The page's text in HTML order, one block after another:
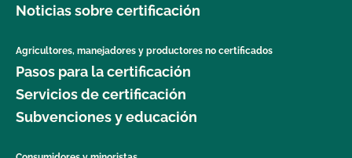
Noticias sobre certificación
Agricultores, manejadores y productores no certificados
Pasos para la certificación
Servicios de certificación
Subvenciones y educación